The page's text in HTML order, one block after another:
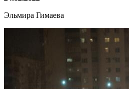
Эльмира Гимаева